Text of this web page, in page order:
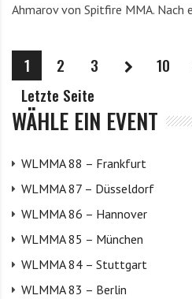
Ahmarov von Spitfire MMA. Nach
1 2 3 10
Letzte Seite
WÄHLE EIN EVENT
WLMMA 88 – Frankfurt
WLMMA 87 – Düsseldorf
WLMMA 86 – Hannover
WLMMA 85 – München
WLMMA 84 – Stuttgart
WLMMA 83 – Berlin